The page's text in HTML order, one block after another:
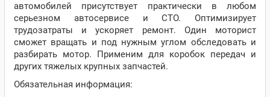
автомобилей присутствует практически в любом
серьезном автосервисе и СТО. Оптимизирует
трудозатраты и ускоряет ремонт. Один моторист
сможет вращать и под нужным углом обследовать и
разбирать мотор. Применим для коробок передач и
других тяжелых крупных запчастей.
Обязательная информация: